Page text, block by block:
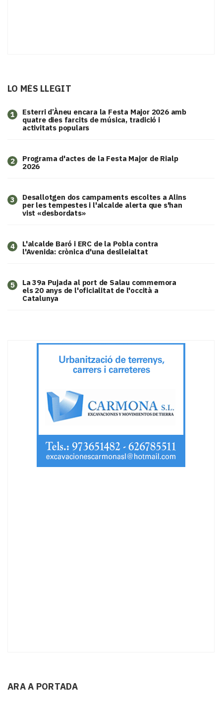
LO MÉS LLEGIT
1
Esterri d’Àneu encara la Festa Major 2026 amb
quatre dies farcits de música, tradició i
activitats populars
2
Programa d'actes de la Festa Major de Rialp
2026
3
​Desallotgen dos campaments escoltes a Alins
per les tempestes i l'alcalde alerta que s'han
vist «desbordats»
4
L'alcalde Baró i ERC de la Pobla contra
l'Avenida: crònica d'una deslleialtat
5
​La 39a Pujada al port de Salau commemora
els 20 anys de l'oficialitat de l'occità a
Catalunya
ARA A PORTADA